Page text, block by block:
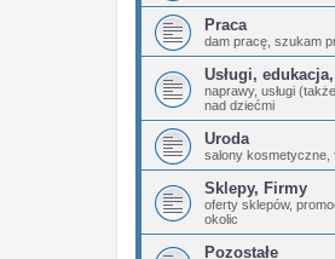
Praca
dam pracę, szukam
Usługi,
naprawy, usługi
nad dziećmi
Uroda
salony
Sklepy, Firmy
oferty sklepów,
okolic
Pozostałe